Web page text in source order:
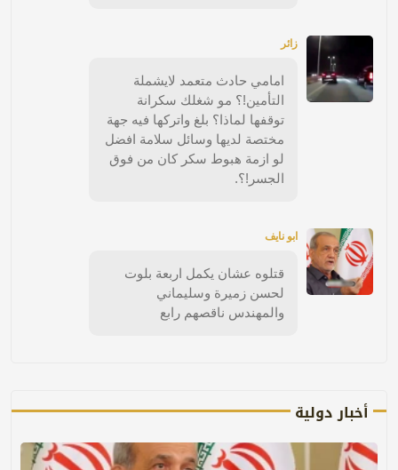
زائر
امامي حادث متعمد لايشملة
التأمين!؟ مو شغلك سكرانة
توقفها لماذا؟ بلغ واتركها فيه جهة
مختصة لديها وسائل سلامة افضل
لو ازمة هبوط سكر كان من فوق
الجسر!؟.
ابو نايف
قتلوه عشان يكمل اربعة بلوت
لحسن زميرة وسليماني
والمهندس ناقصهم رابع
أخبار دولية